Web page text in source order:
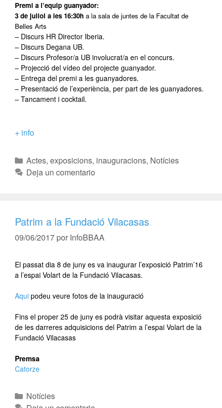
Premi a l’equip guanyador:
3 de juliol a les 16:30h a la sala de juntes de la Facultat de
Belles Arts
– Discurs HR Director Iberia.
– Discurs Degana UB.
– Discurs Profesor/a UB involucrat/a en el concurs.
– Projecció del vídeo del projecte guanyador.
– Entrega del premi a les guanyadores.
– Presentació de l’experiència, per part de les guanyadores.
– Tancament i cocktail.
+ info
Actes, exposicions, inauguracions, Notícies
Deja un comentario
Patrim a la Fundació Vilacasas
09/06/2017 por InfoBBAA
El passat dia 8 de juny es va inaugurar l’exposició Patrim’16
a l’espai Volart de la Fundació Vilacasas.
Aqui podeu veure fotos de la inauguració
Fins el proper 25 de juny es podrà visitar aquesta exposició
de les darreres adquisicions del Patrim a l’espai Volart de la
Fundació Vilacasas
Premsa
Catorze
Notícies